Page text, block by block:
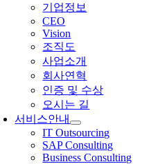
기업정보
CEO
Vision
조직도
사업소개
회사연혁
인증 및 수상
오시는 길
서비스안내
IT Outsourcing
SAP Consulting
Business Consulting